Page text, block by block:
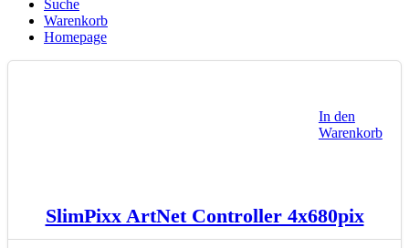
Suche
Warenkorb
Homepage
In den
Warenkorb
SlimPixx ArtNet Controller 4x680pix